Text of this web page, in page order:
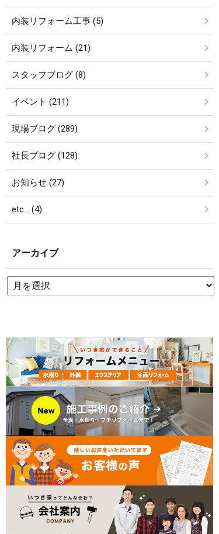
内装リフォーム工事 (5)
内装リフォーム (21)
スタッフブログ (8)
イベント (211)
現場ブログ (289)
社長ブログ (128)
お知らせ (27)
etc… (4)
アーカイブ